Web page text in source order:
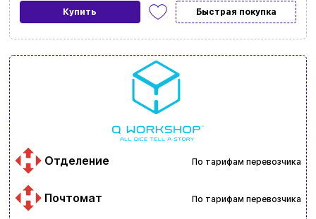
Купить Быстрая покупка
Отделение По тарифам перевозчика
Почтомат По тарифам перевозчика